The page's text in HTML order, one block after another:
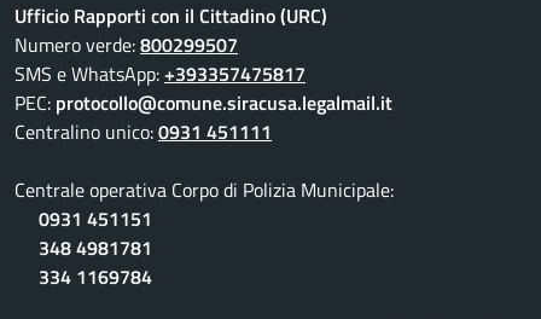
Ufficio Rapporti con il Cittadino (URC)
Numero verde:800299507
SMS e WhatsApp:+393357475817
PEC: protocollo@comune.siracusa.legalmail.it
Centralino unico:0931 451111
Centrale operativa Corpo di Polizia Municipale:
0931 451151
348 4981781
334 1169784